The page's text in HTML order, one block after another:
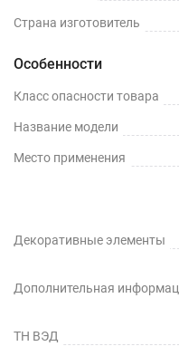
ИЗ ДСП
КОМОД
ИЗ ДЕРЕВА
РИФЛЕНЫЕ И
экологичности и
в степени
Страна изготовитель
Особенности
Класс опасности товара
Название модели
Место применения
Декоративные элементы
Дополнительная
ТН ВЭД